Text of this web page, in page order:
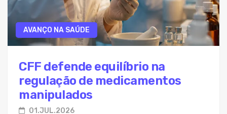
AVANÇO NA SAÚDE
CFF defende equilíbrio na
regulação de medicamentos
manipulados
01.JUL.2026